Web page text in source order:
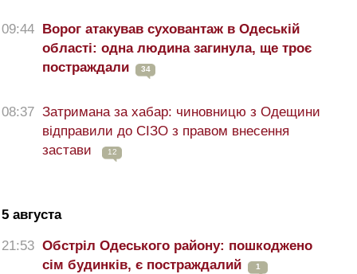
09:44
Ворог атакував суховантаж в Одеській
області: одна людина загинула, ще троє
постраждали
34
08:37 Затримана за хабар: чиновницю з Одещини
відправили до СІЗО з правом внесення
застави
12
5 августа
21:53 Обстріл Одеського району: пошкоджено
сім будинків, є постраждалий
1